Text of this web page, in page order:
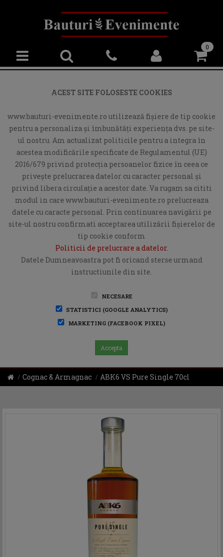
0
ACEST SITE FOLOSESTE COOKIES
www.bauturi-evenimente.ro utilizează fişiere de tip cookie
pentru a personaliza și îmbunătăți experiența dvs. pe site-
ul nostru. Am actualizat politicile pentru a integra în
acestea modificările specificate de Regulamentul (UE)
2016/679 privind protecția persoanelor fizice în ceea ce
privește prelucrarea datelor cu caracter personal și
privind libera circulație a acestor date. Va rugam sa cititi
modul in care www.bauturi-evenimente.ro prelucreaza
datele cu caracte personal. Prin continuarea navigării pe
site-ul nostru confirmati acceptarea utilizării fişierelor de
tip cookie conform
Politicii de prelucrare a datelor.
Datele Dumneavoastra pot fi oricand sterse urmand
instructiunile din site.
NECESARE
STATISTICI (GOOGLE ANALYTICS)
MARKETING (FACEBOOK PIXEL)
Accepta
Cognac & Armagnac ABK6 VS Pure Single 70cl